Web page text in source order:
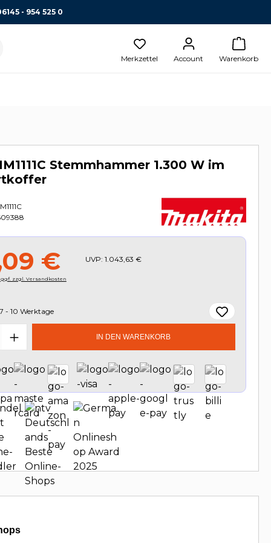
- 954 525 0
Merkzettel Account Warenkorb
Stemmhammer 1.300 W im
€ UVP: 1.043,63 €
zzgl. Versandkosten
- 10 Werktage
Anzahl: Gib den gewünschten
IN DEN WARENKORB